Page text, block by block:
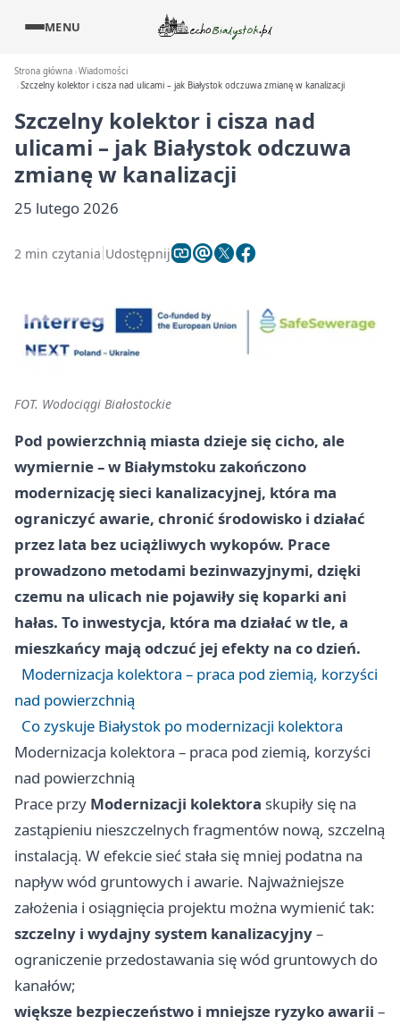
MENU
Strona główna Wiadomości
Szczelny kolektor i cisza nad ulicami – jak Białystok odczuwa zmianę w kanalizacji
Szczelny kolektor i cisza nad
ulicami – jak Białystok odczuwa
zmianę w kanalizacji
25 lutego 2026
2 min czytania Udostępnij
FOT. Wodociągi Białostockie
Pod powierzchnią miasta dzieje się cicho, ale
wymiernie – w Białymstoku zakończono
modernizację sieci kanalizacyjnej, która ma
ograniczyć awarie, chronić środowisko i działać
przez lata bez uciążliwych wykopów. Prace
prowadzono metodami bezinwazyjnymi, dzięki
czemu na ulicach nie pojawiły się koparki ani
hałas. To inwestycja, która ma działać w tle, a
mieszkańcy mają odczuć jej efekty na co dzień.
Modernizacja kolektora – praca pod ziemią, korzyści
nad powierzchnią
Co zyskuje Białystok po modernizacji kolektora
Modernizacja kolektora – praca pod ziemią, korzyści
nad powierzchnią
Prace przy Modernizacji kolektora skupiły się na
zastąpieniu nieszczelnych fragmentów nową, szczelną
instalacją. W efekcie sieć stała się mniej podatna na
napływ wód gruntowych i awarie. Najważniejsze
założenia i osiągnięcia projektu można wymienić tak:
szczelny i wydajny system kanalizacyjny–
ograniczenie przedostawania się wód gruntowych do
kanałów;
większe bezpieczeństwo i mniejsze ryzyko awarii –